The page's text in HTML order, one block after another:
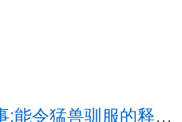
令猛兽驯服的释道宣